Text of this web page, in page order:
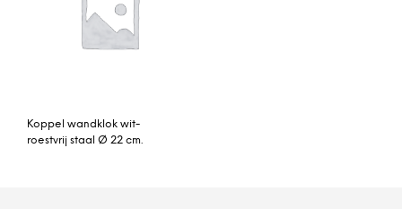
Koppel wandklok wit-
roestvrij staal Ø 22 cm.